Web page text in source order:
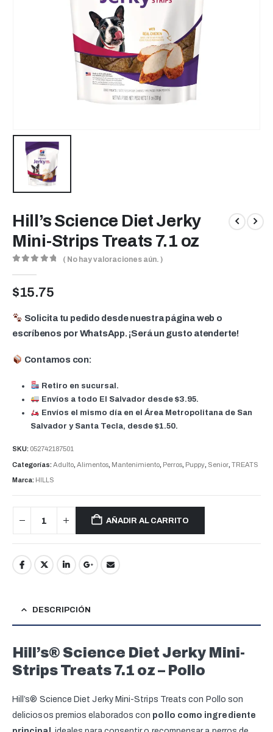
Hill’s Science Diet Jerky
Mini-Strips Treats 7.1 oz
( No hay valoraciones aún. )
$15.75
Solicita tu pedido desde nuestra página web o
escríbenos por WhatsApp. ¡Será un gusto atenderte!
Contamos con:
Retiro en sucursal.
Envíos a todo El Salvador desde $3.95.
Envíos el mismo díaen el Área Metropolitana de San
Salvador y Santa Tecla, desde $1.50.
SKU: 052742187501
Categorías:Adulto, Alimentos, Mantenimiento, Perros, Puppy, Senior, TREATS
Marca: HILLS
AÑADIR AL CARRITO
DESCRIPCIÓN
Hill’s® Science Diet Jerky Mini-
Strips Treats 7.1 oz – Pollo
Hill’s® Science Diet Jerky Mini-Strips Treats con Pollo son
deliciosos premios elaborados con pollo como ingrediente